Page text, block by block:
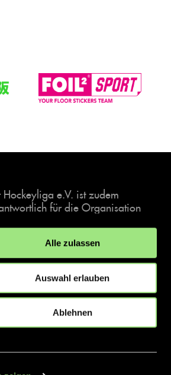
Alle zulassen
Auswahl erlauben
Ablehnen
Hockeyliga e.V. ist zudem
für die Organisation
der deutschen Hockey-
DATENSCHUTZERKLÄRUNG
© 2026 hockey.de